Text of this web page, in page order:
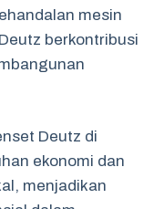
mesin
berkontribusi
Deutz di
ekonomi dan
menjadikan